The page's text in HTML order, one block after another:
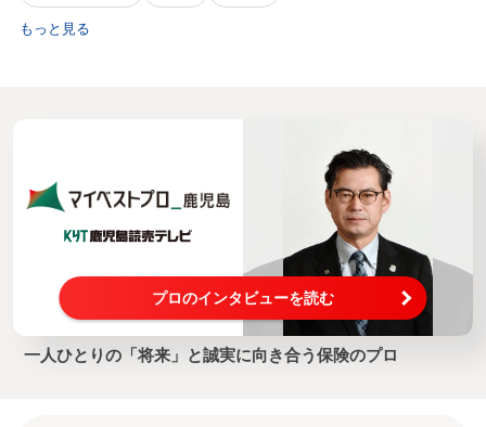
もっと見る
プロのインタビューを読む
一人ひとりの「将来」と誠実に向き合う保険のプロ